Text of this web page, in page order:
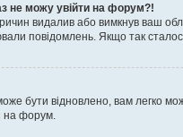
не можу увійти на форум?!
видалив або вимкнув ваш
повідомлень. Якщо так
бути відновлено, вам легко
на форум.